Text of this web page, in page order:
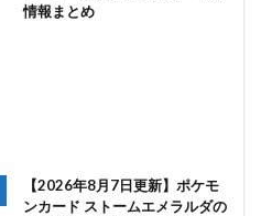
情報まとめ
【2026年8月7日更新】ポケモ
ンカード ストームエメラルダの